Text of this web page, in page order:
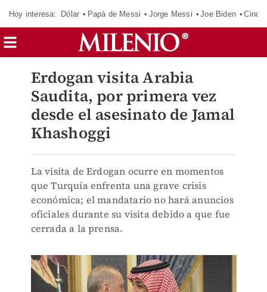
Hoy interesa: Dólar Papá de Messi Jorge Messi Joe Biden
Erdogan visita Arabia
Saudita, por primera vez
desde el asesinato de Jamal
Khashoggi
La visita de Erdogan ocurre en momentos
que Turquía enfrenta una grave crisis
económica; el mandatario no hará anuncios
oficiales durante su visita debido a que fue
cerrada a la prensa.